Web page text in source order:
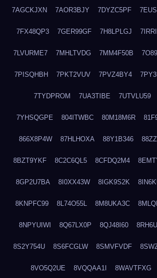
7AGCKJXN 7AOR3BJY 7DYZC5PF
7FX48QP3 7GER99GF 7H8LPLGJ
7LVURME7 7MHLTVDG 7MM4F50B
7PISQHBH 7PKT2VUV 7PVZ4BY4
7TYDPROM 7UA3TIBE 7UTVLU59
7YHSQGPE 804ITWBC 80M18M6R
866X8P4W 87HLHOXA 88Y1B346
8BZT9YKF 8C2C6QL5 8CFDQ2M4
8GP2U7BA 8I0XX43W 8IGK9S2K
8KNPFC99 8L74O55L 8M8UKA3C
8NPYUIWI 8Q67LX0P 8QJ48I60
8S2Y754U 8S6FCGLW 8SMVFVDF
8VO5Q2UE 8VQQAA1I 8WAVTFXG